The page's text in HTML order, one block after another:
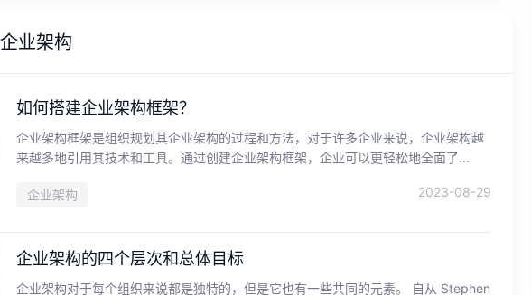
企业架构
如何搭建企业架构框架？
企业架构框架是组织规划其企业架构的过程和方法，对于许多企业来说，企业架构越
来越多地引用其技术和工具。通过创建企业架构框架，企业可以更轻松地全面了...
企业架构 2023-08-29
企业架构的四个层次和总体目标
企业架构对于每个组织来说都是独特的，但是它也有一些共同的元素。 自从 Stephen